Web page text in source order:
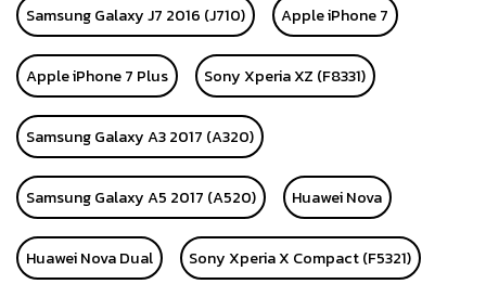
Samsung Galaxy J7 2016 (J710) Apple iPhone 7
Apple iPhone 7 Plus Sony Xperia XZ (F8331)
Samsung Galaxy A3 2017 (A320)
Samsung Galaxy A5 2017 (A520) Huawei Nova
Huawei Nova Dual Sony Xperia X Compact (F5321)